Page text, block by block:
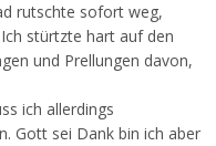
rutschte sofort weg,
stürtzte hart auf den
und Prellungen davon,
ich allerdings
Gott sei Dank bin ich aber